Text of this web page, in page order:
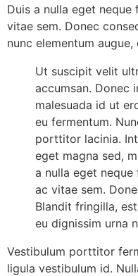
Duis a nulla eget
vitae sem. Donec
nunc elementum
Ut suscipit velit
accumsan. Donec
malesuada id ut
eu fermentum.
porttitor lacinia.
eget magna sed,
a nulla eget
ac vitae sem.
Blandit fringilla,
eu dignissim urna
Vestibulum porttitor
ligula vestibulum id.